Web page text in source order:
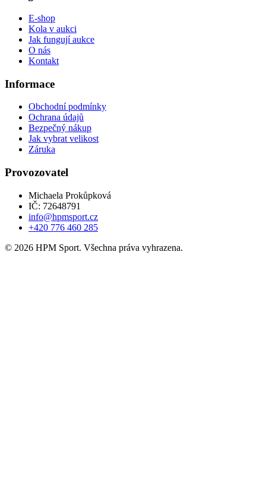
E-shop
Kola v aukci
Jak fungují aukce
O nás
Kontakt
Informace
Obchodní podmínky
Ochrana údajů
Bezpečný nákup
Jak vybrat velikost
Záruka
Provozovatel
Michaela Prokůpková
IČ: 72648791
info@hpmsport.cz
+420 776 460 285
© 2026 HPM Sport. Všechna práva vyhrazena.